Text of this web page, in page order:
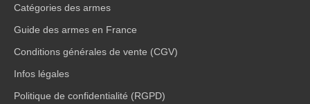
Catégories des armes
Guide des armes en France
Conditions générales de vente (CGV)
Infos légales
Politique de confidentialité (RGPD)